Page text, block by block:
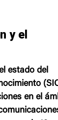
y el
estado del
en el